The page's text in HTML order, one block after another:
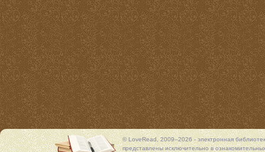
© LoveRead, 2009–2026 - электронная
представлены исключительно в